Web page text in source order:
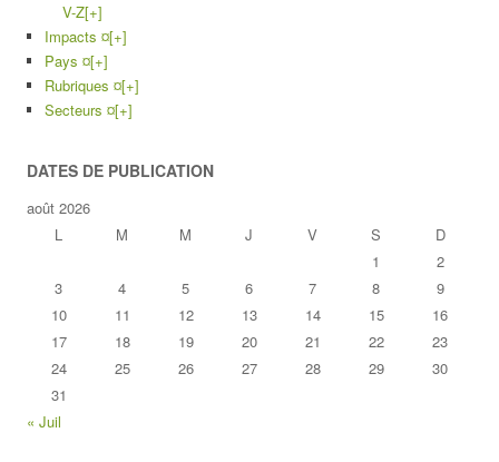
V-Z[+]
Impacts ¤[+]
Pays ¤[+]
Rubriques ¤[+]
Secteurs ¤[+]
DATES DE PUBLICATION
août 2026
L
M M J V S
D
1
2
3
4 5 6 7 8
9
10
11 12 13 14 15
16
17
18 19 20 21 22
23
24
25 26 27 28 29
30
31
« Juil